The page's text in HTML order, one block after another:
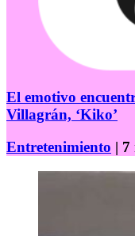
El emotivo
Villagrán, ‘Kiko’
Entretenimiento | 7